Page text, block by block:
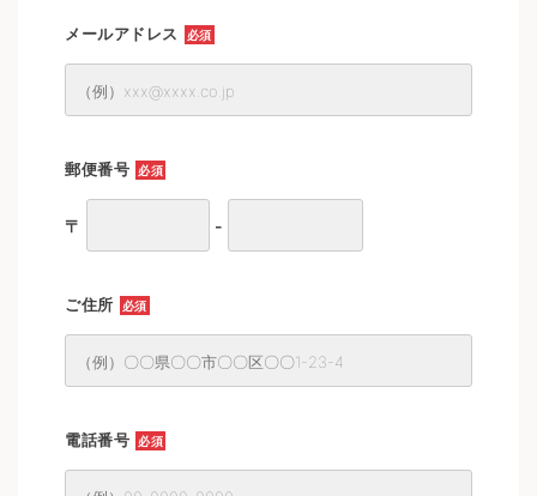
メールアドレス 必須
郵便番号 必須
〒 -
ご住所 必須
電話番号 必須